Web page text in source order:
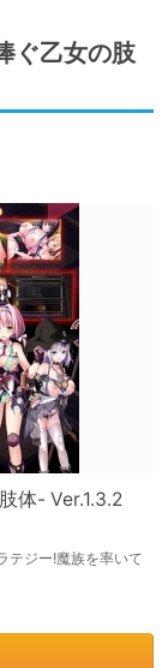
ぐ乙女の肢
体- Ver.1.3.2
テジー!魔族を率いて